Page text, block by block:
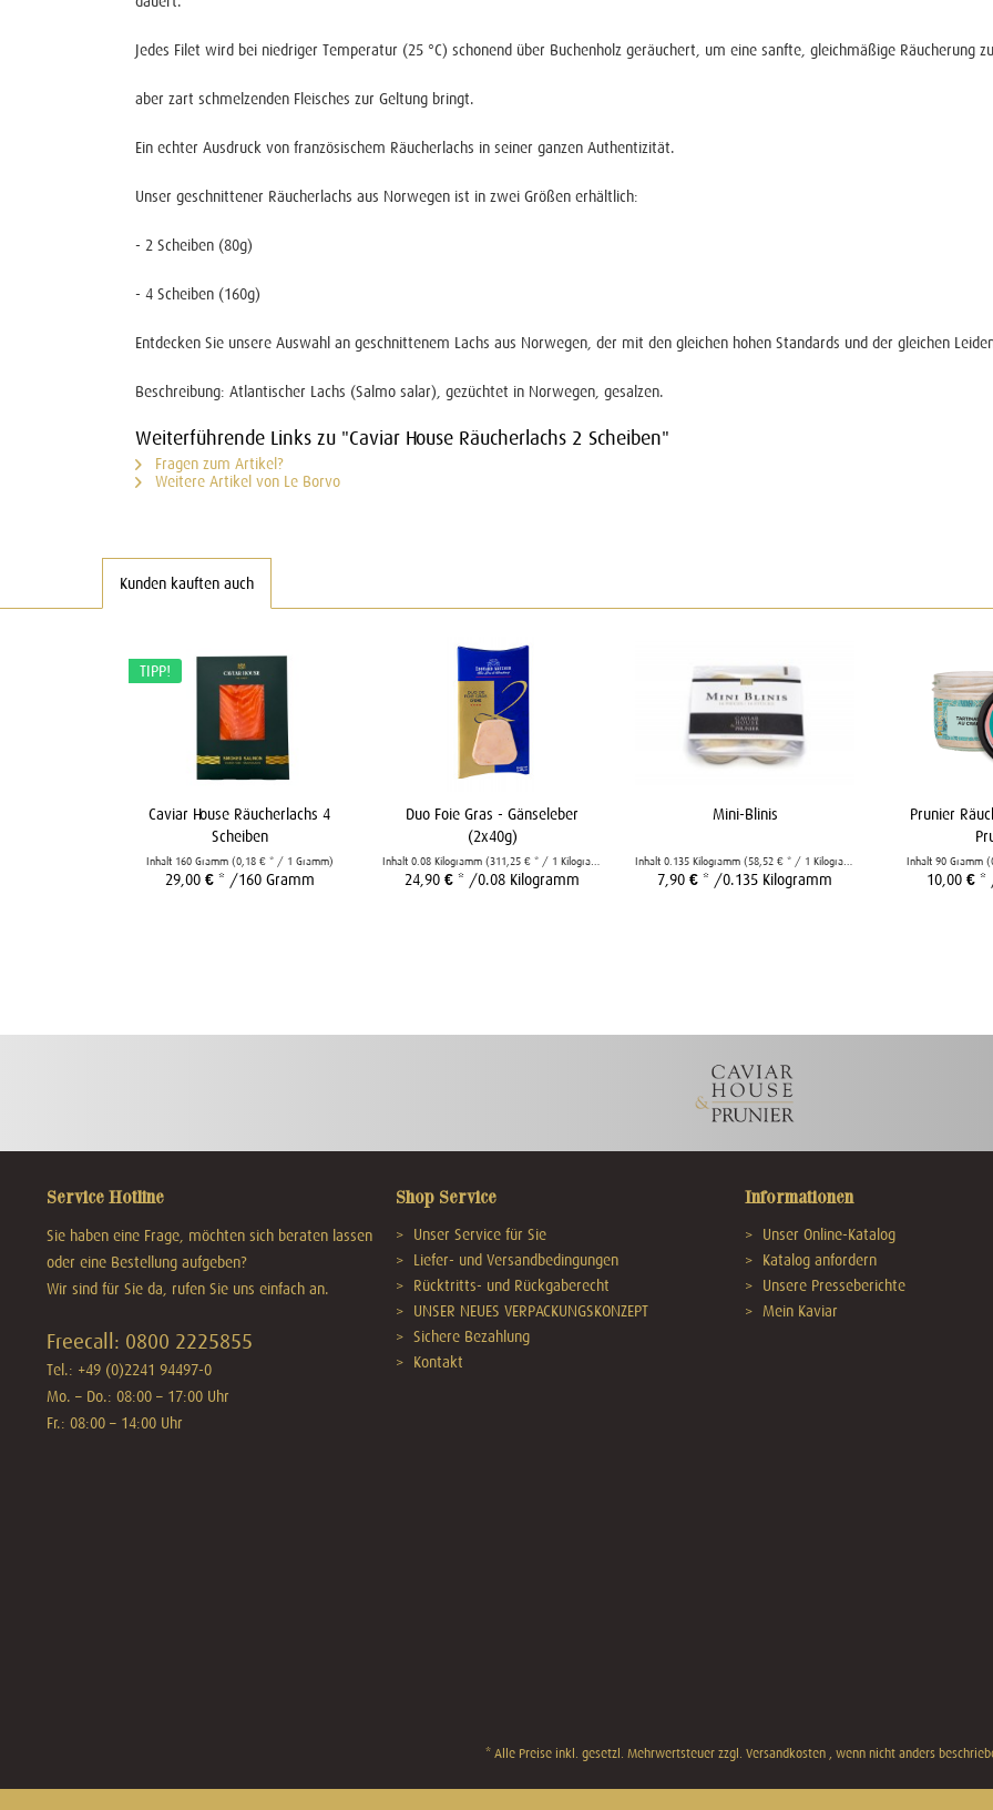
Jedes Filet wird bei niedriger Temperatur (25 °C) schonend über Buchenholz geräuchert, um eine sanfte, gleichmäßige Räucherung
aber zart schmelzenden Fleisches zur Geltung bringt.
Ein echter Ausdruck von französischem Räucherlachs in seiner ganzen Authentizität.
Unser geschnittener Räucherlachs aus Norwegen ist in zwei Größen erhältlich:
- 2 Scheiben (80g)
- 4 Scheiben (160g)
Entdecken Sie unsere Auswahl an geschnittenem Lachs aus Norwegen, der mit den gleichen hohen Standards und der gleichen
Beschreibung: Atlantischer Lachs (Salmo salar), gezüchtet in Norwegen, gesalzen.
Weiterführende Links zu "Caviar House Räucherlachs 2 Scheiben"
Fragen zum Artikel?
Weitere Artikel von Le Borvo
Kunden kauften auch
TIPP!
Caviar House Räucherlachs 4
Scheiben
Inhalt 160 Gramm (0,18 € * / 1 Gramm)
29,00 € * /160 Gramm
Duo Foie Gras - Gänseleber
(2x40g)
Inhalt 0.08 Kilogramm (311,25 € * / 1 Kilogramm)
24,90 € * /0.08 Kilogramm
Mini-Blinis
Inhalt 0.135 Kilogramm (58,52 € * / 1 Kilogramm)
7,90 € * /0.135 Kilogramm
Prunier
Inhalt 90 Gramm
10,00 € *
Service Hotline
Sie haben eine Frage, möchten sich beraten lassen
oder eine Bestellung aufgeben?
Wir sind für Sie da, rufen Sie uns einfach an.
Freecall: 0800 2225855
Tel.: +49 (0)2241 94497-0
Mo. – Do.: 08:00 – 17:00 Uhr
Fr.: 08:00 – 14:00 Uhr
Shop Service
Unser Service für Sie
Liefer- und Versandbedingungen
Rücktritts- und Rückgaberecht
UNSER NEUES VERPACKUNGSKONZEPT
Sichere Bezahlung
Kontakt
Informationen
Unser Online-Katalog
Katalog anfordern
Unsere Presseberichte
Mein Kaviar
* Alle Preise inkl. gesetzl. Mehrwertsteuer zzgl. Versandkosten , wenn nicht anders